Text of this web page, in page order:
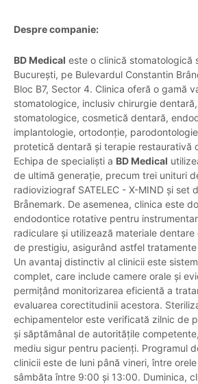
Despre companie:
BD Medical este o clinică stomatologică
București, pe Bulevardul Constantin
Bloc B7, Sector 4. Clinica oferă o gamă
stomatologice, inclusiv chirurgie
stomatologice, cosmetică dentară,
implantologie, ortodonție,
protetică dentară și terapie restaurativă
Echipa de specialiști a BD Medical
de ultimă generație, precum trei unituri
radioviziograf SATELEC - X-MIND și set
Brånemark. De asemenea, clinica este
endodontice rotative pentru
radiculare și utilizează materiale dentare
de prestigiu, asigurând astfel
Un avantaj distinctiv al clinicii este
complet, care include camere orale și
permițând monitorizarea eficientă a
evaluarea corectitudinii acestora.
echipamentelor este verificată zilnic de
și săptămânal de autoritățile
mediu sigur pentru pacienți. Programul
clinicii este de luni până vineri, între
sâmbăta între 9:00 și 13:00. Duminica,